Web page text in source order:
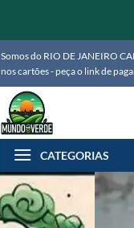
Somos do RIO DE JANEIRO
nos cartões - peça o link de
CATEGORIAS